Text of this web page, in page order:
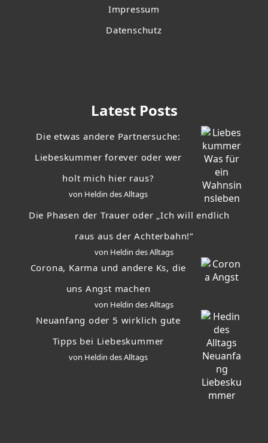
Impressum
Datenschutz
Latest Posts
Die etwas andere Partnersuche:
Liebeskummer forever oder wer
holt mich hier raus?
von Heldin des Alltags
Die Phasen der Trauer oder „Ich will endlich
raus aus der Achterbahn!“
von Heldin des Alltags
Corona, Karma und andere Ks, die
uns Angst machen
von Heldin des Alltags
Neuanfang oder 5 wirklich gute
Tipps bei Liebeskummer
von Heldin des Alltags